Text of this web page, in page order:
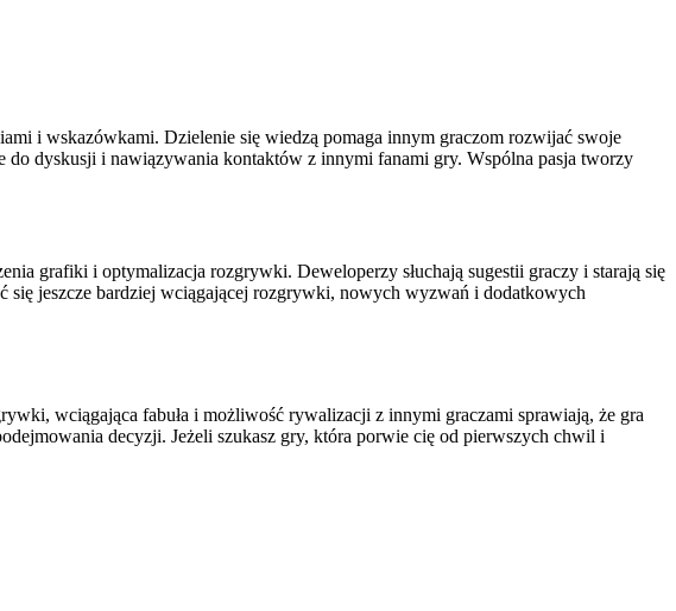
i wskazówkami. Dzielenie się wiedzą pomaga innym graczom rozwijać swoje
do dyskusji i nawiązywania kontaktów z innymi fanami gry. Wspólna pasja tworzy
grafiki i optymalizacja rozgrywki. Deweloperzy słuchają sugestii graczy i starają się
się jeszcze bardziej wciągającej rozgrywki, nowych wyzwań i dodatkowych
wciągająca fabuła i możliwość rywalizacji z innymi graczami sprawiają, że gra
decyzji. Jeżeli szukasz gry, która porwie cię od pierwszych chwil i